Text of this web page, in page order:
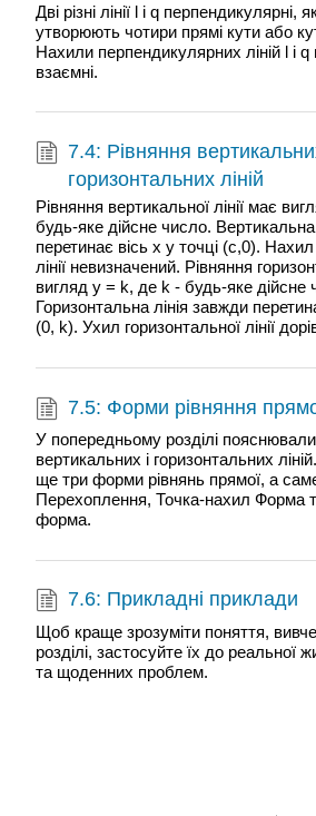
Дві різні лінії l і q перпендикулярні,
утворюють чотири прямі кути або
Нахили перпендикулярних ліній l і q
взаємні.
7.4: Рівняння
горизонтальних ліній
Рівняння вертикальної лінії має
будь-яке дійсне число. Вертикальна
перетинає вісь x у точці (c,0).
лінії невизначений. Рівняння
вигляд y = k, де k - будь-яке дійсне
Горизонтальна лінія завжди
(0, k). Ухил горизонтальної лінії
7.5: Форми рівняння
У попередньому розділі
вертикальних і горизонтальних
ще три форми рівнянь прямої, а
Перехоплення, Точка-нахил Форма
форма.
7.6: Прикладні приклади
Щоб краще зрозуміти поняття,
розділі, застосуйте їх до реальної
та щоденних проблем.